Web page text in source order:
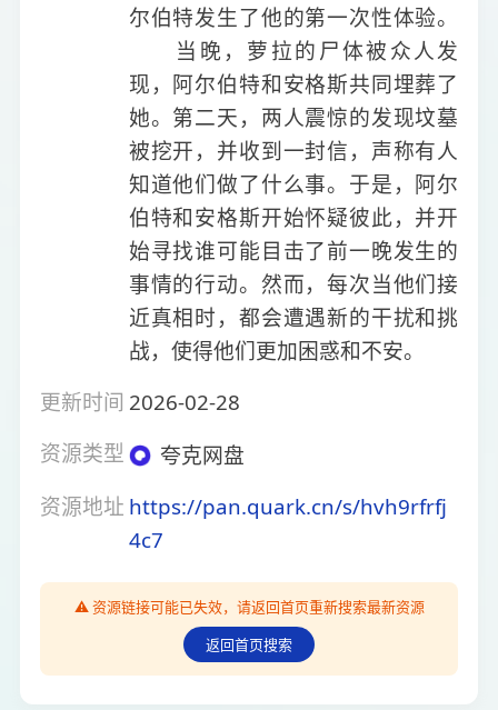
尔伯特发生了他的第一次性体验。
当晚，萝拉的尸体被众人发
现，阿尔伯特和安格斯共同埋葬了
她。第二天，两人震惊的发现坟墓
被挖开，并收到一封信，声称有人
知道他们做了什么事。于是，阿尔
伯特和安格斯开始怀疑彼此，并开
始寻找谁可能目击了前一晚发生的
事情的行动。然而，每次当他们接
近真相时，都会遭遇新的干扰和挑
战，使得他们更加困惑和不安。
更新时间 2026-02-28
资源类型
夸克网盘
资源地址 https://pan.quark.cn/s/hvh9rfrfj
4c7
⚠️ 资源链接可能已失效，请返回首页重新搜索最新资源
返回首页搜索